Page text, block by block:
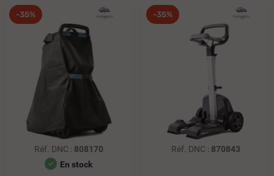
-35%
Réf. DNC : 808170
En stock
-35%
Réf. DNC : 870843